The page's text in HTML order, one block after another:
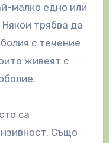
малко едно или
трябва да
с течение
живеят с
са
Също